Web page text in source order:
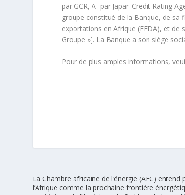
par GCR, A- par Japan Credit Rating
groupe constitué de la Banque, de sa
exportations en Afrique (FEDA), et de
Groupe »). La Banque a son siège
Pour de plus amples informations,
La Chambre africaine de l’énergie (AEC) entend
l’Afrique comme la prochaine frontière